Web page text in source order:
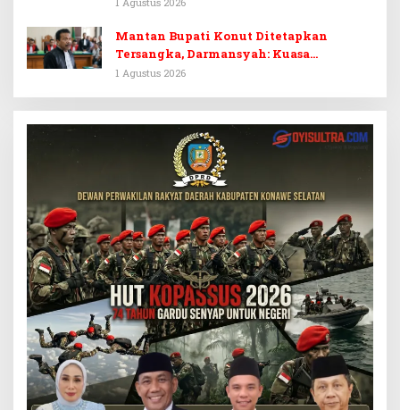
Mantan Bupati Konut Ditetapkan
Tersangka, Darmansyah: Kuasa
Hukumnya Diduga Kebingungan
1 Agustus 2026